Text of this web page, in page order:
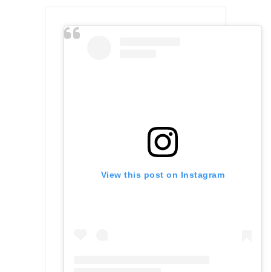
View this post on Instagram